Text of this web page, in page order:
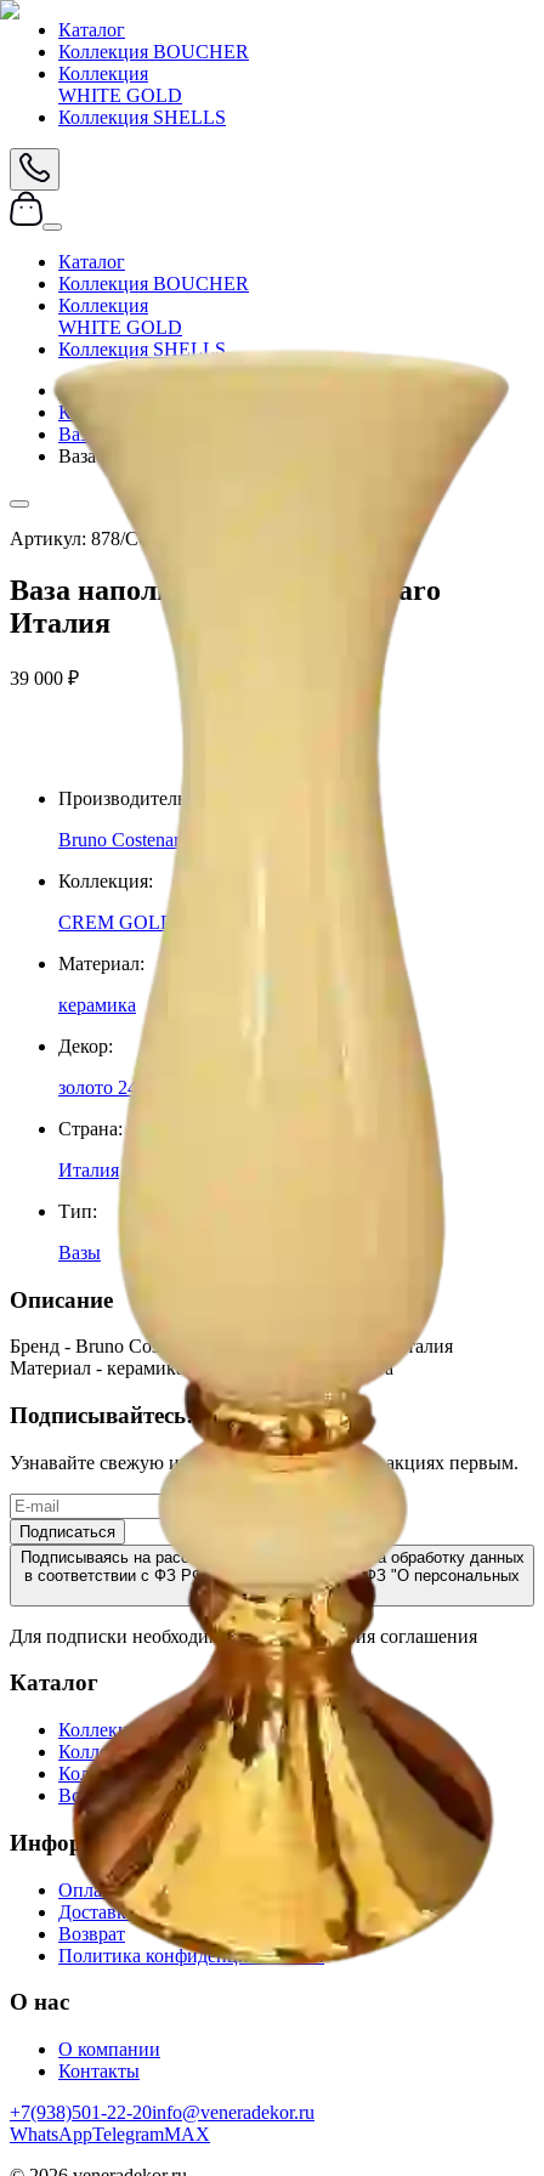
Каталог
Коллекция BOUCHER
Коллекция
WHITE GOLD
Коллекция SHELLS
Каталог
Коллекция BOUCHER
Коллекция
WHITE GOLD
Коллекция SHELLS
Главная
Каталог
Вазы
Ваза напольная Bruno Costenaro Италия
Артикул: 878/CO
Ваза напольная Bruno Costenaro
Италия
39 000 ₽
Производитель
Bruno Costenaro
Коллекция:
CREM GOLD
Материал:
керамика
Декор:
золото 24-карата
Страна:
Италия
Тип:
Вазы
Описание
Бренд - Bruno Costenaro Коллекция - Страна - Италия
Материал - керамика Декор - золото 24-карата
Подписывайтесь!
Узнавайте свежую информацию о скидках и акциях первым.
Подписаться
Подписываясь на рассылку, Вы соглашаетесь на обработку данных
в соответствии с ФЗ РФ от 27.07.2006, №152 ФЗ "О персональных
данных"
Для подписки необходимо принять условия соглашения
Каталог
Коллекция BOUCHER
Коллекция WHITE GOLD
Коллекция SHELLS
Все товары
Информация
Оплата
Доставка по России
Возврат
Политика конфиденциальности
О нас
О компании
Контакты
+7(938)501-22-20info@veneradekor.ru
WhatsAppTelegramMAX